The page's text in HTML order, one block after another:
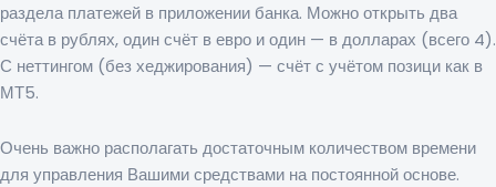
раздела платежей в приложении банка. Можно открыть два
счёта в рублях, один счёт в евро и один — в долларах (всего 4).
С неттингом (без хеджирования) — счёт с учётом позици как в
МТ5.
Очень важно располагать достаточным количеством времени
для управления Вашими средствами на постоянной основе.